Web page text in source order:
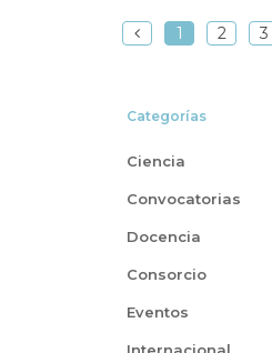
1 2 3
Categorías
Ciencia
Convocatorias
Docencia
Consorcio
Eventos